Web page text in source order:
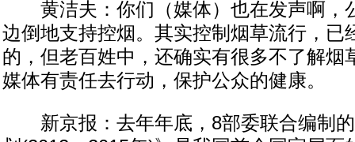
黄洁夫：你们（媒体）也在发声啊，
边倒地支持控烟。其实控制烟草流行，已
的，但老百姓中，还确实有很多不了解烟
媒体有责任去行动，保护公众的健康。
新京报：去年年底，8部委联合编制的